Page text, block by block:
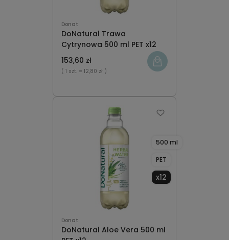
Donat
DoNatural Trawa
Cytrynowa 500 ml PET x12
153,60 zł
( 1 szt. = 12,80 zł )
Donat
DoNatural Aloe Vera 500 ml
500 ml
PET
x12